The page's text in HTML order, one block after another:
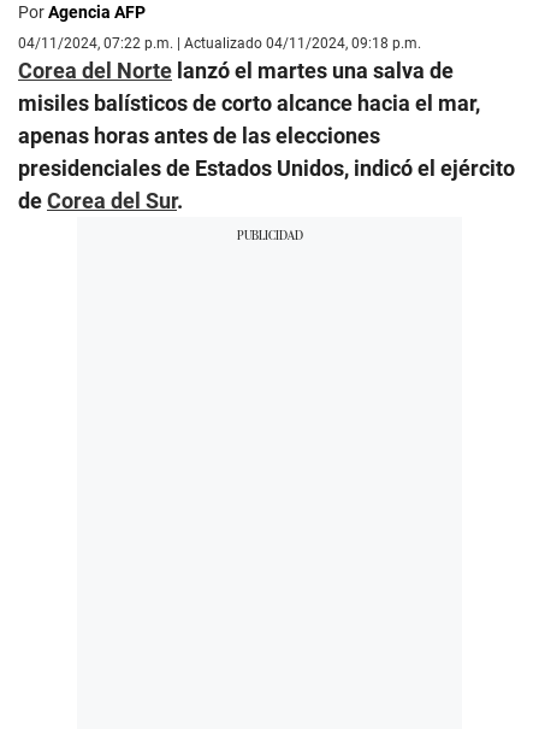
PorAgencia AFP
04/11/2024, 07:22 p.m. | Actualizado 04/11/2024, 09:18 p.m.
Corea del Norte lanzó el martes una salva de
misiles balísticos de corto alcance hacia el mar,
apenas horas antes de las elecciones
presidenciales de Estados Unidos, indicó el ejército
deCorea del Sur.